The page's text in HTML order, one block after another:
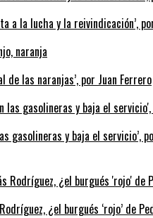
a la lucha y la reivindicación’,
de las naranjas’, por Juan Ferrero
gasolineras y baja el servicio’,
¿el burgués ‘rojo’ de